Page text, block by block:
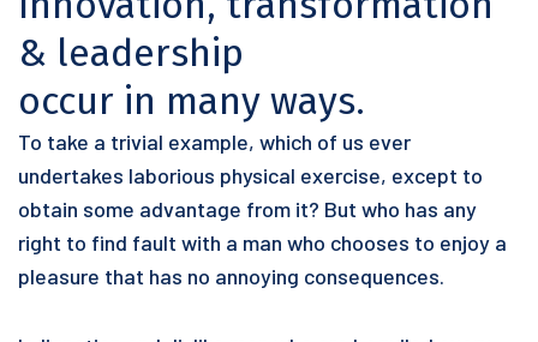
& leadership
occur in many ways.
To take a trivial example, which of us ever
undertakes laborious physical exercise, except to
obtain some advantage from it? But who has any
right to find fault with a man who chooses to enjoy a
pleasure that has no annoying consequences.